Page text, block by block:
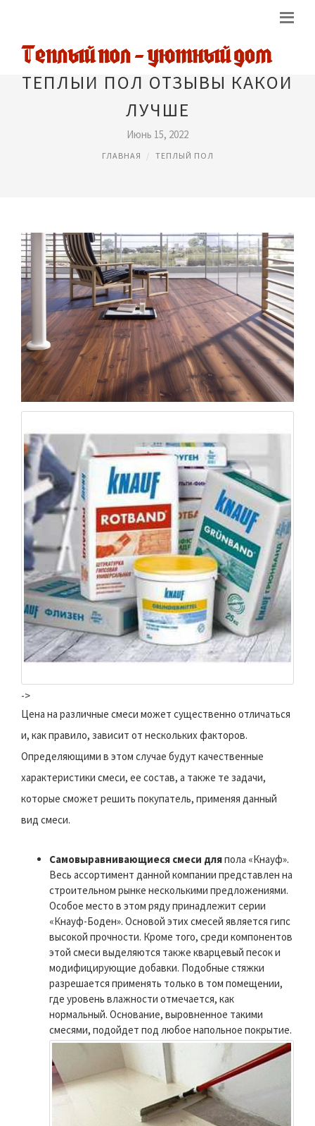
ТЕПЛЫЙ ПОЛ ОТЗЫВЫ КАКОЙ
ЛУЧШЕ
Июнь 15, 2022
ГЛАВНАЯ ТЕПЛЫЙ ПОЛ
->
Цена на различные смеси может существенно отличаться
и, как правило, зависит от нескольких факторов.
Определяющими в этом случае будут качественные
характеристики смеси, ее состав, а также те задачи,
которые сможет решить покупатель, применяя данный
вид смеси.
Самовыравнивающиеся смеси дляпола «Кнауф».
Весь ассортимент данной компании представлен на
строительном рынке несколькими предложениями.
Особое место в этом ряду принадлежит серии
«Кнауф-Боден». Основой этих смесей является гипс
высокой прочности. Кроме того, среди компонентов
этой смеси выделяются также кварцевый песок и
модифицирующие добавки. Подобные стяжки
разрешается применять только в том помещении,
где уровень влажности отмечается, как
нормальный. Основание, выровненное такими
смесями, подойдет под любое напольное покрытие.